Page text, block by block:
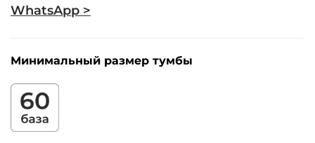
WhatsApp >
Минимальный размер тумбы